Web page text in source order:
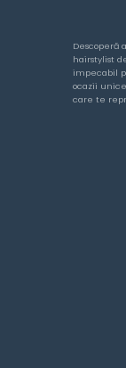
Descoperă
hairstylist
impecabil
ocazii
care te